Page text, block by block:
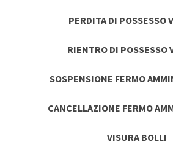
PERDITA DI POSSESSO
RIENTRO DI POSSESSO
SOSPENSIONE FERMO
CANCELLAZIONE FERMO
VISURA BOLLI